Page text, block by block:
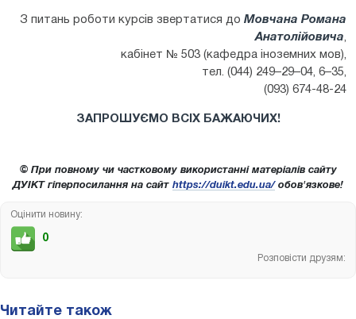
З питань роботи курсів звертатися до Мовчана Романа
Анатолійовича
кабінет № 503 (кафедра іноземних мов),
тел. (044) 249–29–04, 6–35,
(093) 674-48-24
ЗАПРОШУЄМО ВСІХ БАЖАЮЧИХ!
© При повному чи частковому використанні матеріалів сайту
ДУІКТ гіперпосилання на сайт https://duikt.edu.ua/обов'язкове!
Оцінити новину:
0
Розповісти друзям:
Читайте також